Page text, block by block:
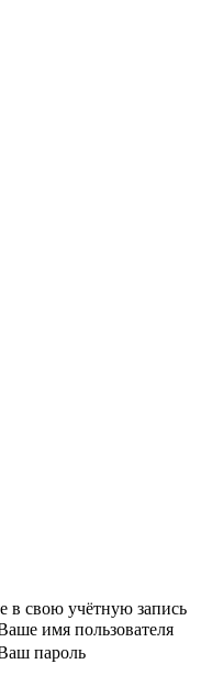
в свою учётную запись
имя пользователя
пароль